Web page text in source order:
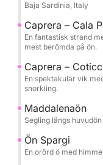
Turen fortsätter
där naturen
hisnande
stopp för bad och
njuter av solen
eftermiddagen
seglar längs
tills vi når
Santo Stefano,
återvänder.
Baja Sardinia, Italy
Caprera – Cala
En fantastisk strand
mest berömda på ön.
Caprera –
En spektakulär vik
snorkling.
Maddalenaön
Segling längs
Ön Spargi
En orörd ö med